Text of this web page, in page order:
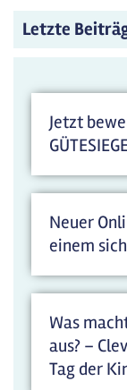
Letzte
Jetzt
Neuer
einem
Was
aus? –
Tag der